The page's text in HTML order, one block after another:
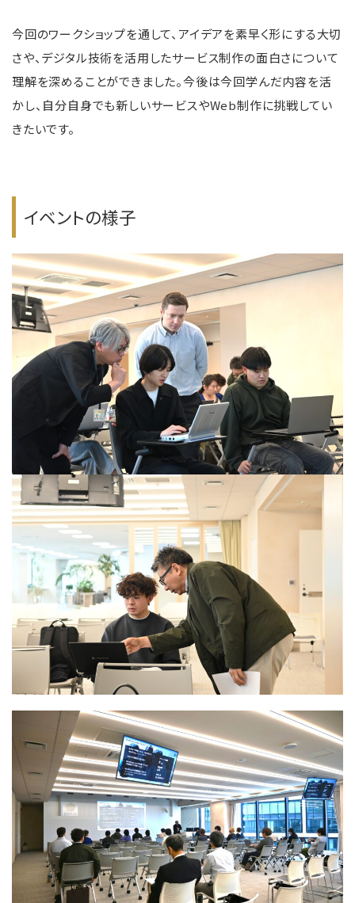
今回のワークショップを通して、アイデアを素早く形にする大切
さや、デジタル技術を活用したサービス制作の面白さについて
理解を深めることができました。今後は今回学んだ内容を活
かし、自分自身でも新しいサービスやWeb制作に挑戦してい
きたいです。
イベントの様子